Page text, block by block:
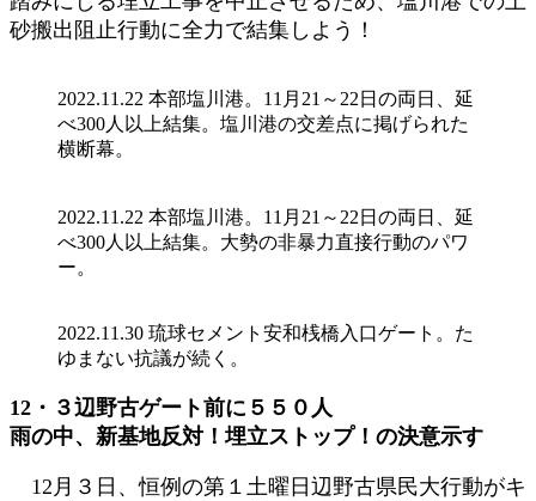
砂搬出阻止行動に全力で結集しよう！
2022.11.22 本部塩川港。11月21～22日の両日、延
べ300人以上結集。塩川港の交差点に掲げられた
横断幕。
2022.11.22 本部塩川港。11月21～22日の両日、延
べ300人以上結集。大勢の非暴力直接行動のパワ
ー。
2022.11.30 琉球セメント安和桟橋入口ゲート。た
ゆまない抗議が続く。
12・３辺野古ゲート前に５５０人
雨の中、新基地反対！埋立ストップ！の決意示す
12月３日、恒例の第１土曜日辺野古県民大行動がキ